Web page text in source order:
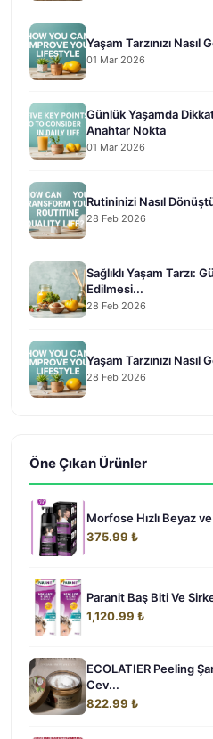
Yaşam Tarzınızı
01 Mar 2026
Günlük Yaşamda
Anahtar Nokta
01 Mar 2026
Rutininizi Nasıl
28 Feb 2026
Sağlıklı Yaşam Tarzı:
Edilmesi...
28 Feb 2026
Yaşam Tarzınızı
28 Feb 2026
Öne Çıkan Ürünler
Morfose Hızlı Beyaz
375.99 ₺
Paranit Baş Biti Ve
1,120.99 ₺
ECOLATIER Peeling
Cev...
822.99 ₺